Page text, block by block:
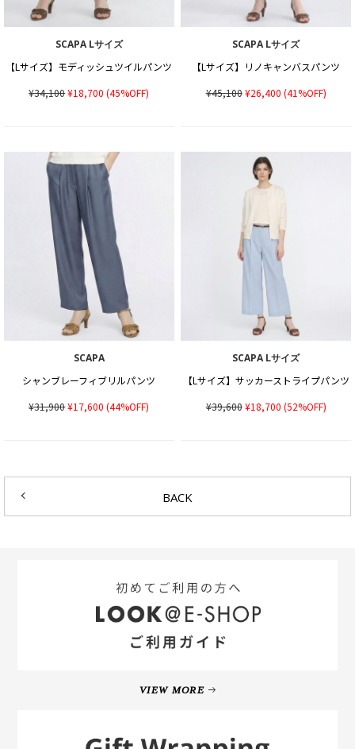
SCAPA Lサイズ
【Lサイズ】モディッシュツイルパンツ
¥34,100¥18,700 (45%OFF)
SCAPA Lサイズ
【Lサイズ】リノキャンバスパンツ
¥45,100¥26,400 (41%OFF)
SCAPA
シャンブレーフィブリルパンツ
¥31,900¥17,600 (44%OFF)
SCAPA Lサイズ
【Lサイズ】サッカーストライプパンツ
¥39,600¥18,700 (52%OFF)
BACK
VIEW MORE